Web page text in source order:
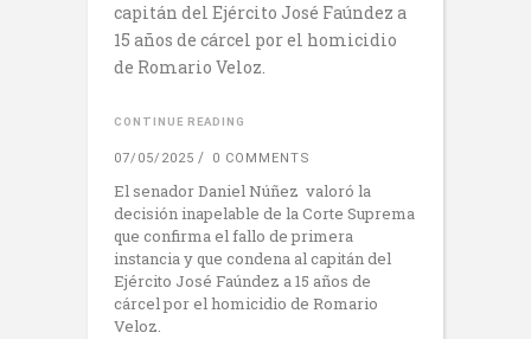
capitán del Ejército José Faúndez a
15 años de cárcel por el homicidio
de Romario Veloz.
CONTINUE READING
07/05/2025 0 COMMENTS
El senador Daniel Núñez valoró la
decisión inapelable de la Corte Suprema
que confirma el fallo de primera
instancia y que condena al capitán del
Ejército José Faúndez a 15 años de
cárcel por el homicidio de Romario
Veloz.